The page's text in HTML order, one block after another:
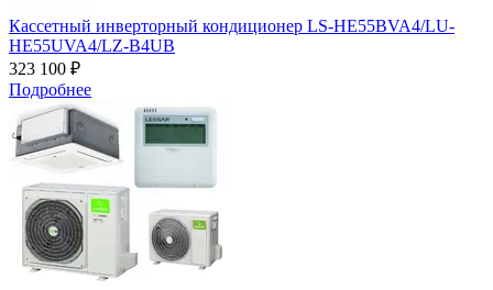
Кассетный инверторный кондиционер LS-HE55BVA4/LU-
HE55UVA4/LZ-B4UB
323 100 ₽
Подробнее